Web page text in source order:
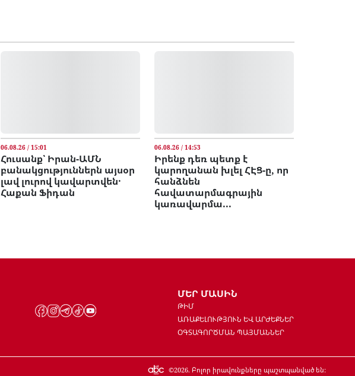
06.08.26 / 15:01
Հուսանք՝ Իրան-ԱՄՆ
բանակցություններն այսօր
լավ լուրով կավարտվեն․
Հաքան Ֆիդան
06.08.26 / 14:53
Իրենք դեռ պետք է
կարողանան խլել ՀԷՑ-ը, որ
հանձնեն
հավատարմագրային
կառավարմա...
ՄԵՐ ՄԱՍԻՆ
ԹԻՄ
ԱՌԱՔԵԼՈՒԹՅՈՒՆ ԵՎ ԱՐԺԵՔՆԵՐ
ՕԳՏԱԳՈՐԾՄԱՆ ՊԱՅՄԱՆՆԵՐ
©2026. Բոլոր իրավունքները պաշտպանված են: